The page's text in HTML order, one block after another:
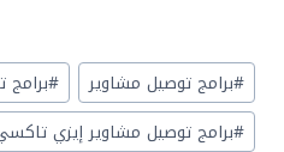
Post
Tags:
#برامج توصيل مشاوير #برامج
#برامج توصيل مشاوير إيزي